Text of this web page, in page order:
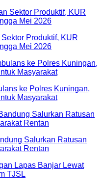
Produktif, KUR
Mei 2026
ke Polres Kuningan,
Masyarakat
Salurkan Ratusan
Rentan